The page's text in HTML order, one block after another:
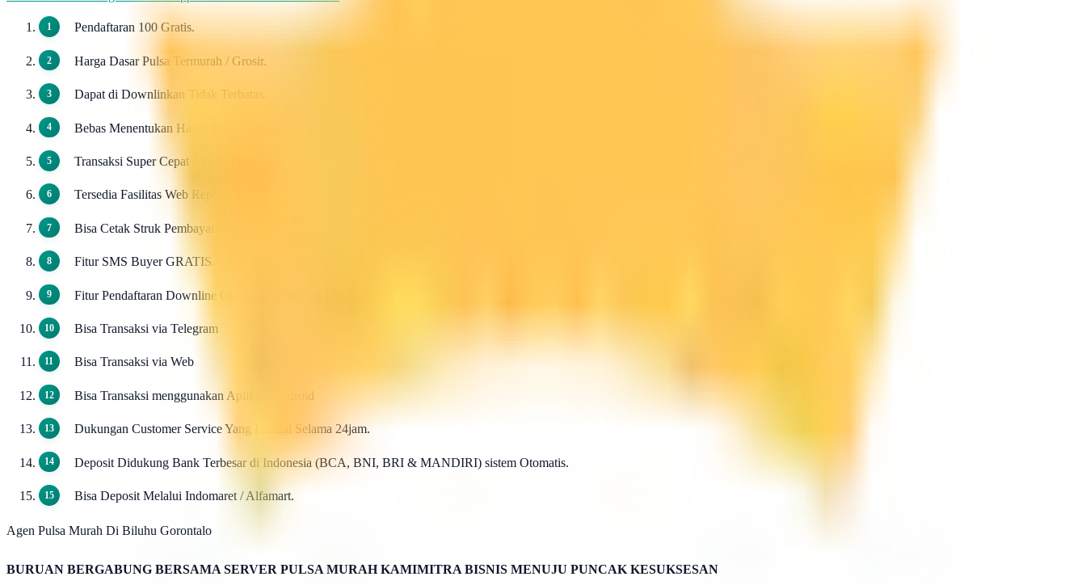
Pendaftaran 100 Gratis.
Harga Dasar Pulsa Termurah / Grosir.
Dapat di Downlinkan Tidak Terbatas.
Bebas Menentukan Harga Ke Downline.
Transaksi Super Cepat 24 Jam Non Stop.
Tersedia Fasilitas Web Report.
Bisa Cetak Struk Pembayaran.
Fitur SMS Buyer GRATIS.
Fitur Pendaftaran Downline Otomatis / AutoReg Downline GRATIS.
Bisa Transaksi via Telegram
Bisa Transaksi via Web
Bisa Transaksi menggunakan Aplikasi Android
Dukungan Customer Service Yang Handal Selama 24jam.
Deposit Didukung Bank Terbesar di Indonesia (BCA, BNI, BRI & MANDIRI) sistem Otomatis.
Bisa Deposit Melalui Indomaret / Alfamart.
Agen Pulsa Murah Di Biluhu Gorontalo
BURUAN BERGABUNG BERSAMA SERVER PULSA MURAH KAMIMITRA BISNIS MENUJU PUNCAK KESUKSESAN